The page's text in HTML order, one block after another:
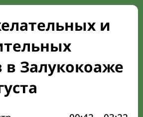
и
в Залукокоаже